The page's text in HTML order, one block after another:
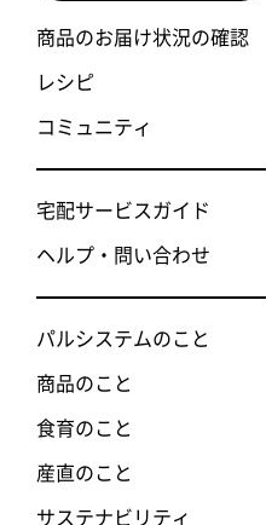
商品のお届け状況の確認
レシピ
コミュニティ
宅配サービスガイド
ヘルプ・問い合わせ
パルシステムのこと
商品のこと
食育のこと
産直のこと
サステナビリティ